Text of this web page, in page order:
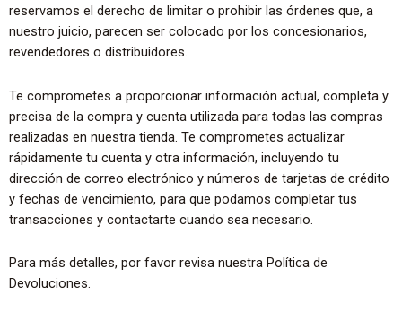
reservamos el derecho de limitar o prohibir las órdenes que, a
nuestro juicio, parecen ser colocado por los concesionarios,
revendedores o distribuidores.
Te comprometes a proporcionar información actual, completa y
precisa de la compra y cuenta utilizada para todas las compras
realizadas en nuestra tienda. Te comprometes actualizar
rápidamente tu cuenta y otra información, incluyendo tu
dirección de correo electrónico y números de tarjetas de crédito
y fechas de vencimiento, para que podamos completar tus
transacciones y contactarte cuando sea necesario.
Para más detalles, por favor revisa nuestra Política de
Devoluciones.